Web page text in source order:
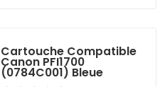
Cartouche Compatible
Canon PFI1700
(0784C001) Bleue